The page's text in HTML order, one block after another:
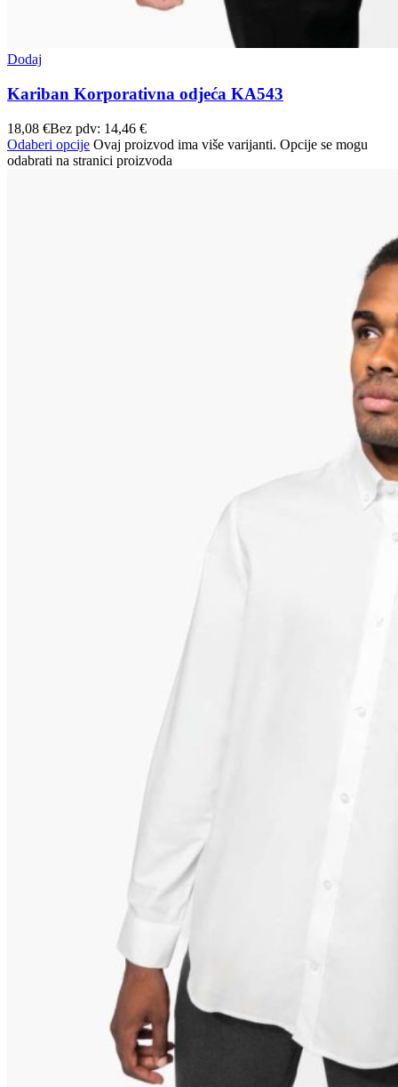
Dodaj
Kariban Korporativna odjeća KA543
18,08 €Bez pdv: 14,46 €
Odaberi opcije Ovaj proizvod ima više varijanti. Opcije se mogu
odabrati na stranici proizvoda